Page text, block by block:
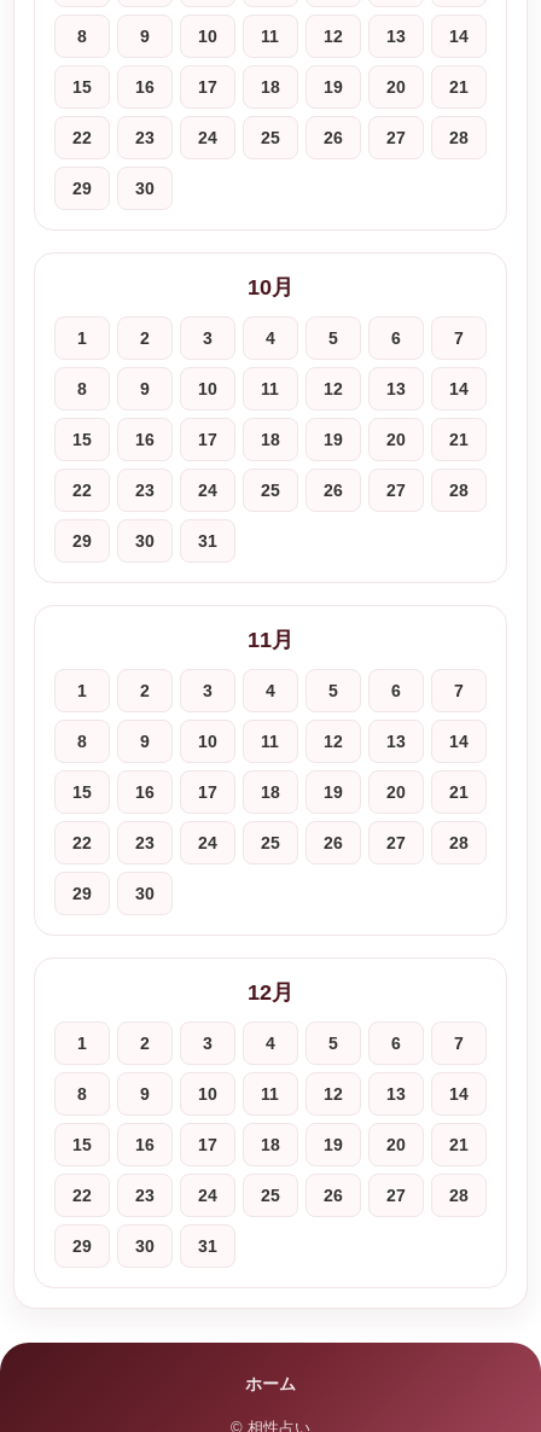
8 9 10 11 12 13 14
15 16 17 18 19 20 21
22 23 24 25 26 27 28
29 30
10月
1 2 3 4 5 6 7
8 9 10 11 12 13 14
15 16 17 18 19 20 21
22 23 24 25 26 27 28
29 30 31
11月
1 2 3 4 5 6 7
8 9 10 11 12 13 14
15 16 17 18 19 20 21
22 23 24 25 26 27 28
29 30
12月
1 2 3 4 5 6 7
8 9 10 11 12 13 14
15 16 17 18 19 20 21
22 23 24 25 26 27 28
29 30 31
ホーム
© 相性占い